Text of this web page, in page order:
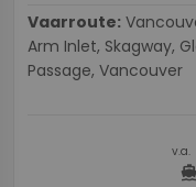
Vaarroute:
Arm Inlet, Skagway,
Passage, Vancouver
v.a.
directions_boat